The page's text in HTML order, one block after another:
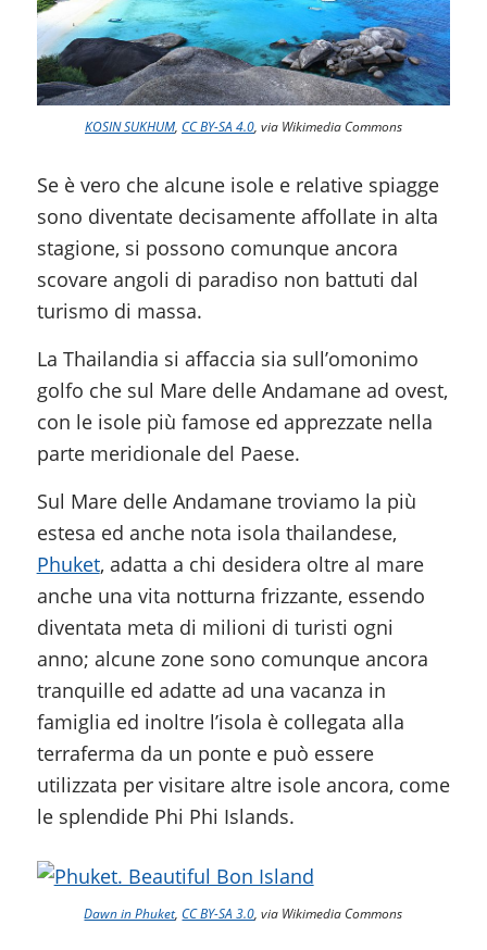
KOSIN SUKHUM, CC BY-SA 4.0, via Wikimedia Commons
Se è vero che alcune isole e relative spiagge
sono diventate decisamente affollate in alta
stagione, si possono comunque ancora
scovare angoli di paradiso non battuti dal
turismo di massa.
La Thailandia si affaccia sia sull’omonimo
golfo che sul Mare delle Andamane ad ovest,
con le isole più famose ed apprezzate nella
parte meridionale del Paese.
Sul Mare delle Andamane troviamo la più
estesa ed anche nota isola thailandese,
Phuket, adatta a chi desidera oltre al mare
anche una vita notturna frizzante, essendo
diventata meta di milioni di turisti ogni
anno; alcune zone sono comunque ancora
tranquille ed adatte ad una vacanza in
famiglia ed inoltre l’isola è collegata alla
terraferma da un ponte e può essere
utilizzata per visitare altre isole ancora, come
le splendide Phi Phi Islands.
Dawn in Phuket,CC BY-SA 3.0, via Wikimedia Commons